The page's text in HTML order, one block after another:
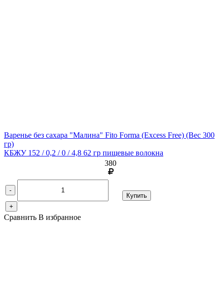
Варенье без сахара "Малина" Fito Forma (Excess Free) (Вес 300
гр)
КБЖУ 152 / 0,2 / 0 / 4,8 62 гр пищевые волокна
380
-
+
Купить
Сравнить В избранное